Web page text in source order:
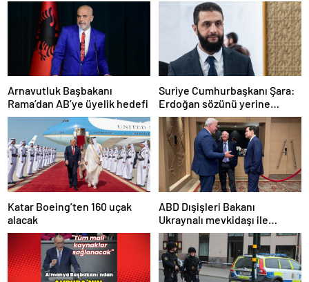
Arnavutluk Başbakanı
Rama’dan AB’ye üyelik hedefi
Suriye Cumhurbaşkanı Şara:
Erdoğan sözünü yerine
getirdi. Trump’a da çok
teşekkür ederim
Katar Boeing’ten 160 uçak
alacak
ABD Dışişleri Bakanı
Ukraynalı mevkidaşı ile
görüştü